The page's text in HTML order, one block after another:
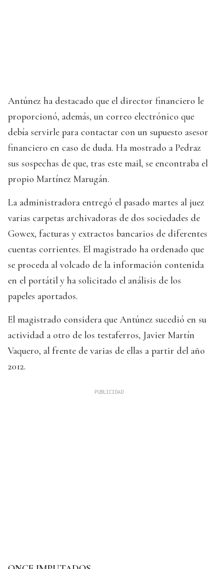
Antúnez ha destacado que el director financiero le
proporcionó, además, un correo electrónico que
debía servirle para contactar con un supuesto asesor
financiero en caso de duda. Ha mostrado a Pedraz
sus sospechas de que, tras este mail, se encontraba el
propio Martínez Marugán.
La administradora entregó el pasado martes al juez
varias carpetas archivadoras de dos sociedades de
Gowex, facturas y extractos bancarios de diferentes
cuentas corrientes. El magistrado ha ordenado que
se proceda al volcado de la información contenida
en el portátil y ha solicitado el análisis de los
papeles aportados.
El magistrado considera que Antúnez sucedió en su
actividad a otro de los testaferros, Javier Martín
Vaquero, al frente de varias de ellas a partir del año
2012.